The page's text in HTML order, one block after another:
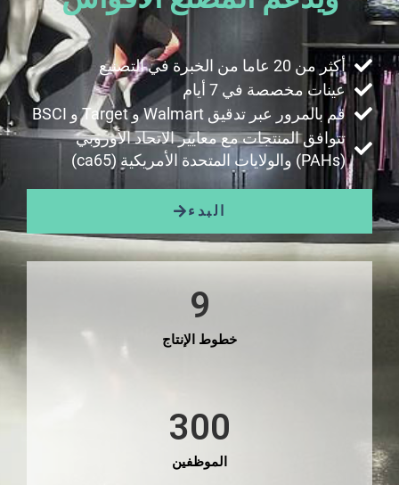
أكثر من 20 عاما من الخبرة في التصنيع
عينات مخصصة في 7 أيام
قم بالمرور عبر تدقيق Walmart و Target و BSCI
تتوافق المنتجات مع معايير الاتحاد الأوروبي
(PAHs) والولايات المتحدة الأمريكية (ca65)
البدء
خطوط الإنتاج
9
الموظفين
300